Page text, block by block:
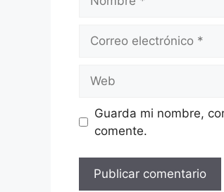
electrónico
Guarda mi nombre,
comente.